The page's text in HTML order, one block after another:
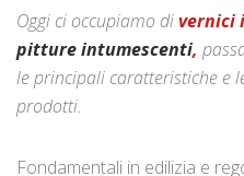
Oggi ci occupiamo divernici
pitture intumescenti,
le principali caratteristiche e
prodotti.
Fondamentali in edilizia e